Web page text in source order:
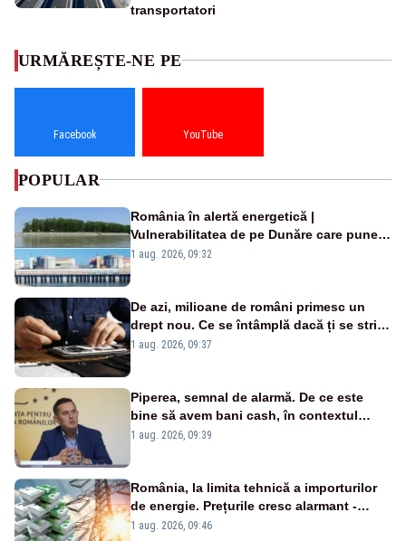
transportatori
URMĂREȘTE-NE PE
Facebook YouTube
POPULAR
România în alertă energetică |
Vulnerabilitatea de pe Dunăre care pune
în pericol Centrala Cernavodă era
1 aug. 2026, 09:32
De azi, milioane de români primesc un
drept nou. Ce se întâmplă dacă ți se strică
un produs
1 aug. 2026, 09:37
Piperea, semnal de alarmă. De ce este
bine să avem bani cash, în contextul
alertei energetice?
1 aug. 2026, 09:39
România, la limita tehnică a importurilor
de energie. Prețurile cresc alarmant -
Analiză Realitatea Plus
1 aug. 2026, 09:46